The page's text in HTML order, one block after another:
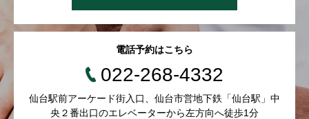
電話予約はこちら
022-268-4332
仙台駅前アーケード街入口、仙台市営地下鉄「仙台駅」中
央２番出口のエレベーターから左方向へ徒歩1分